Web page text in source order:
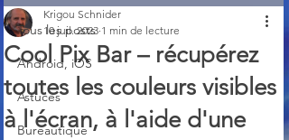
Tous les posts
Android, iOS
Astuces
Bureautique
Cool Pix Bar – récupérez
toutes les couleurs visibles
à l'écran, à l'aide d'une
Krigou Schnider
10 juil. 2023 1 min de lecture